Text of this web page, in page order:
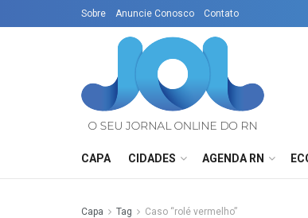
Sobre Anuncie Conosco Contato
CAPA CIDADES AGENDA RN
Capa Tag Caso “rolé vermelho”